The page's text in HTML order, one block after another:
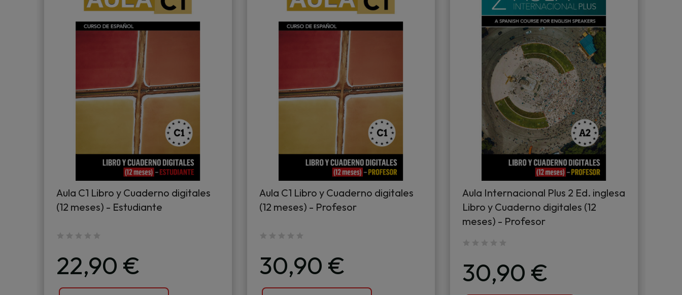
Aula C1 Libro y Cuaderno digitales
(12 meses) - Estudiante
22,90 €
Aula C1 Libro y Cuaderno digitales
(12 meses) - Profesor
30,90 €
Aula Internacional Plus 2 Ed. inglesa
Libro y Cuaderno digitales (12
meses) - Profesor
30,90 €